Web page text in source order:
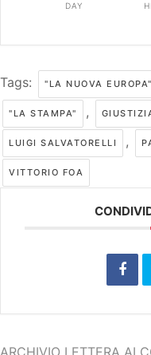
DAY
Tags: "LA NUOVA EUROPA"
"LA STAMPA" ,
LUIGI SALVATORELLI ,
VITTORIO FOA